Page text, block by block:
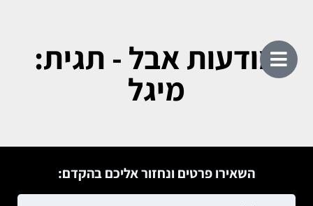
מודעות אבל - תגית:
מיגל
השאירו פרטים ונחזור אליכם בהקדם: